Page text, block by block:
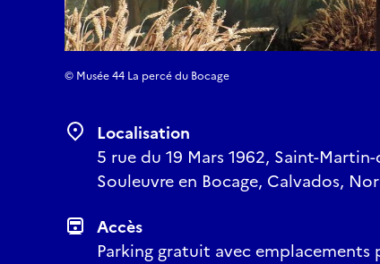
© Musée 44 La percé du Bocage
Localisation
5 rue du 19 Mars 1962, Saint-Martin-
Souleuvre en Bocage, Calvados,
Accès
Parking gratuit avec emplacements